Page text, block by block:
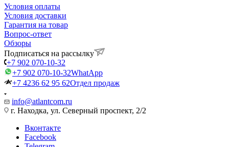
Условия оплаты
Условия доставки
Гарантия на товар
Вопрос-ответ
Обзоры
Подписаться на рассылку
+7 902 070-10-32
+7 902 070-10-32WhatApp
+7 4236 62 95 62Отдел продаж
info@atlantcom.ru
г. Находка, ул. Северный проспект, 2/2
Вконтакте
Facebook